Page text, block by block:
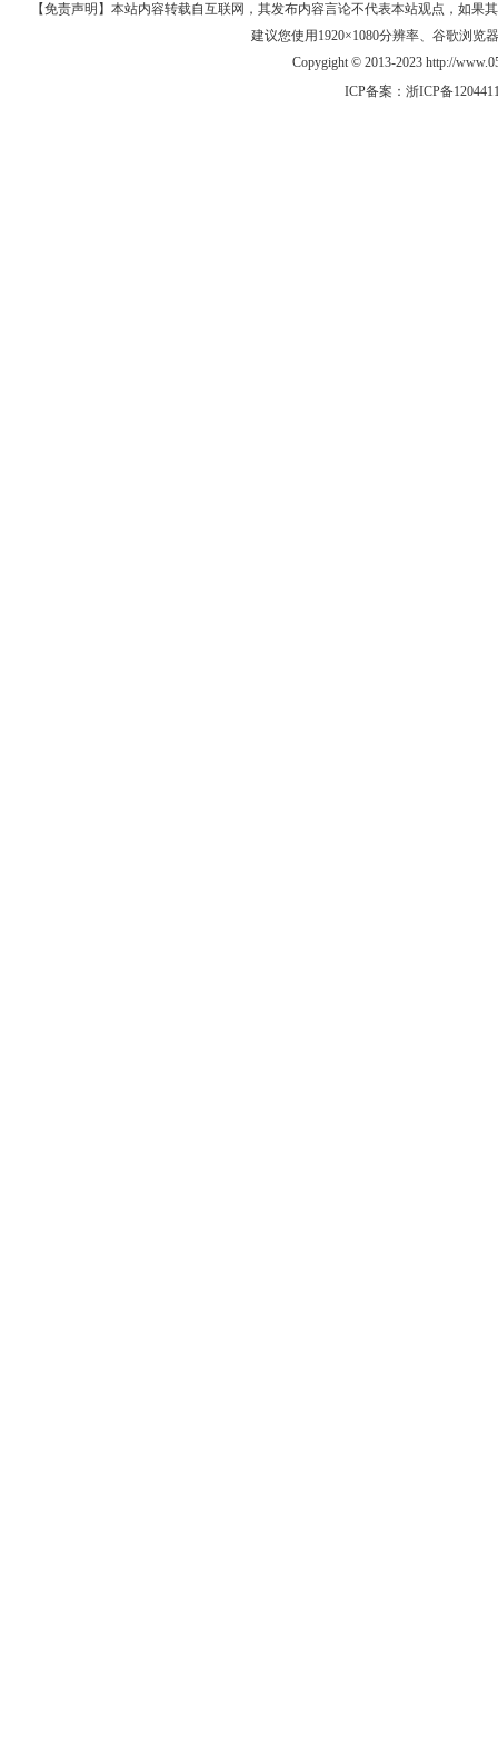
【免责声明】本站内容转载自互联网，其发布内容言论不代表本站观点，如果
建议您使用1920×1080分辨率、谷歌浏览
Copygight © 2013-2023 http://
ICP备案： 浙ICP备